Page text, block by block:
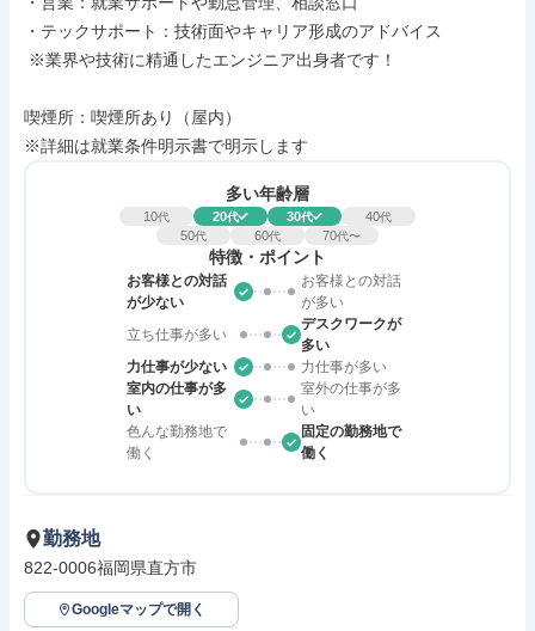
・テックサポート：技術面やキャリア形成のアドバイス
喫煙所：喫煙所あり（屋内）
※詳細は就業条件明示書で明示します
多い年齢層
10代 20代 30代 40代
50代 60代 70代〜
特徴・ポイント
お客様との対話
が少ない
お客様との対話
が多い
立ち仕事が多い
デスクワークが
多い
力仕事が少ない
力仕事が多い
室内の仕事が多
い
室外の仕事が多
い
色んな勤務地で
働く
固定の勤務地で
働く
勤務地
822-0006福岡県直方市
Googleマップで開く